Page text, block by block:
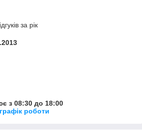
за рік
з 08:30 до 18:00
роботи